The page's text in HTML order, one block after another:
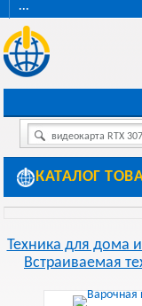
···
видеокарта RTX
КАТАЛОГ
Техника для дома
Встраиваемая